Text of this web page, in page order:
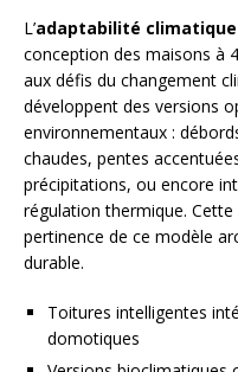
L’adaptabilité climatique
conception des maisons à
aux défis du changement
développent des versions
environnementaux :
chaudes, pentes
précipitations, ou encore
régulation thermique.
pertinence de ce modèle
durable.
Toitures intelligentes
domotiques